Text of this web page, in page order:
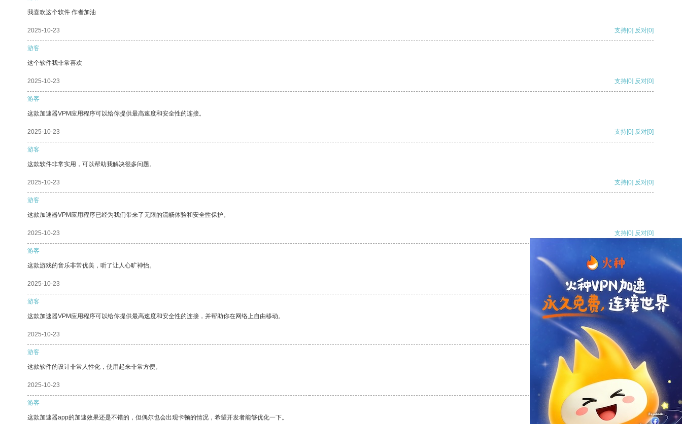
我喜欢这个软件 作者加油
2025-10-23 支持[0] 反对[0]
游客
这个软件我非常喜欢
2025-10-23 支持[0] 反对[0]
游客
这款加速器VPM应用程序可以给你提供最高速度和安全性的连接。
2025-10-23 支持[0] 反对[0]
游客
这款软件非常实用，可以帮助我解决很多问题。
2025-10-23 支持[0] 反对[0]
游客
这款加速器VPM应用程序已经为我们带来了无限的流畅体验和安全性保护。
2025-10-23 支持[0] 反对[0]
游客
这款游戏的音乐非常优美，听了让人心旷神怡。
2025-10-23 支持[0] 反对
游客
这款加速器VPM应用程序可以给你提供最高速度和安全性的连接，并帮助你在网络上自由移动。
2025-10-23 支持
游客
这款软件的设计非常人性化，使用起来非常方便。
2025-10-23 反对 [0]
游客
这款加速器app的加速效果还是不错的，但偶尔也会出现卡顿的情况，希望开发者能够优化一下。